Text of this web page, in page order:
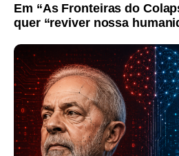
Em “As Fronteiras do
quer “reviver nossa